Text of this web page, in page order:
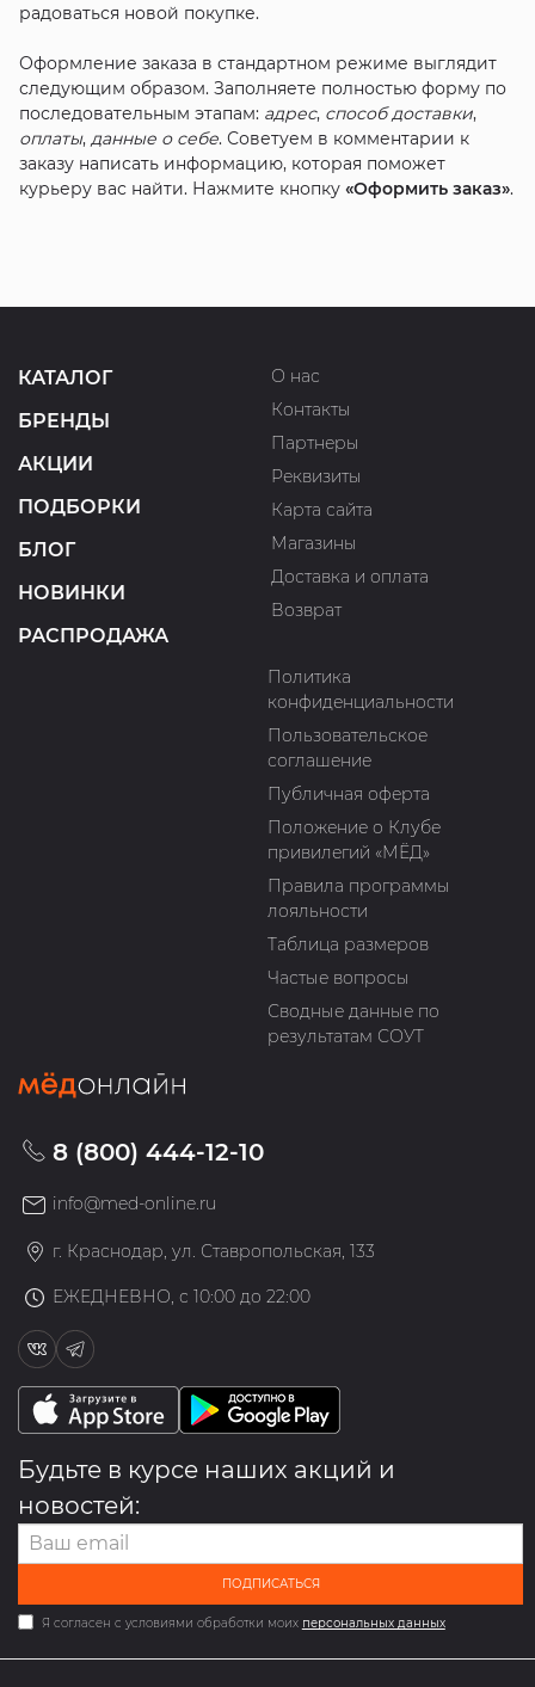
радоваться новой покупке.
Оформление заказа в стандартном режиме выглядит
следующим образом. Заполняете полностью форму по
последовательным этапам: адрес, способ доставки,
оплаты, данные о себе. Советуем в комментарии к
заказу написать информацию, которая поможет
курьеру вас найти. Нажмите кнопку «Оформить заказ».
КАТАЛОГ
БРЕНДЫ
АКЦИИ
ПОДБОРКИ
БЛОГ
НОВИНКИ
РАСПРОДАЖА
О нас
Контакты
Партнеры
Реквизиты
Карта сайта
Магазины
Доставка и оплата
Возврат
Политика
конфиденциальности
Пользовательское
соглашение
Публичная оферта
Положение о Клубе
привилегий «МЁД»
Правила программы
лояльности
Таблица размеров
Частые вопросы
Сводные данные по
результатам СОУТ
8 (800) 444-12-10
info@med-online.ru
г. Краснодар, ул. Ставропольская, 133
ЕЖЕДНЕВНО, с 10:00 до 22:00
Будьте в курсе наших акций и
новостей:
ПОДПИСАТЬСЯ
Я согласен с условиями обработки моих персональных данных